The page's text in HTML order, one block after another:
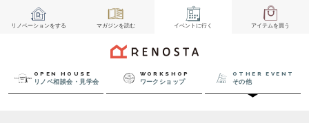
リノベーションをする マガジンを読む イベント に行く アイテムを買う
OPEN HOUSE
リノベ相談会・見学会
WORKSHOP
ワークショップ
OTHER EVENT
その他